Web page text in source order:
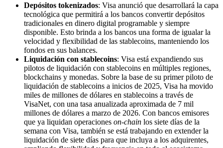
Depósitos tokenizados: Visa anunció que desarrollará la capa
tecnológica que permitirá a los bancos convertir depósitos
tradicionales en dinero digital programable y siempre
disponible. Esto brinda a los bancos una forma de igualar la
velocidad y flexibilidad de las stablecoins, manteniendo los
fondos en sus balances.
Liquidación con stablecoins: Visa está expandiendo sus
pilotos de liquidación con stablecoins en múltiples regiones,
blockchains y monedas. Sobre la base de su primer piloto de
liquidación de stablecoins a inicios de 2025, Visa ha movido
miles de millones de dólares en stablecoins a través de
VisaNet, con una tasa anualizada aproximada de 7 mil
millones de dólares a marzo de 2026. Con bancos emisores
que ya liquidan operaciones on-chain los siete días de la
semana con Visa, también se está trabajando en extender la
liquidación de siete días para que incluya a los adquirentes,